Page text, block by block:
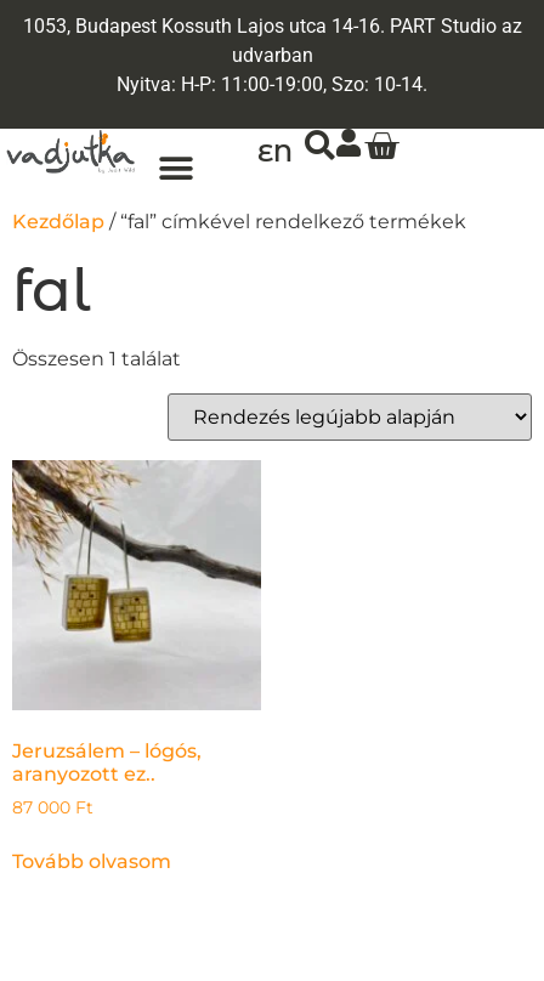
1053, Budapest Kossuth Lajos utca 14-16. PART Studio az
udvarban
Nyitva: H-P: 11:00-19:00, Szo: 10-14.
EN
Kezdőlap / “fal” címkével rendelkező termékek
fal
Összesen 1 találat
Jeruzsálem – lógós,
aranyozott ez..
87 000 Ft
Tovább olvasom